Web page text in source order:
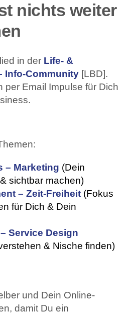
nichts weiter
in der Life- &
Info-Community [LBD].
per Email Impulse für Dich
– Marketing (Dein
sichtbar machen)
– Zeit-Freiheit (Fokus
für Dich & Dein
Service Design
& Nische finden)
und Dein Online-
damit Du ein